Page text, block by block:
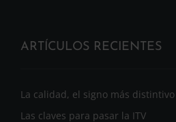
ARTÍCULOS RECIENTES
La calidad, el signo más
Las claves para pasar la ITV